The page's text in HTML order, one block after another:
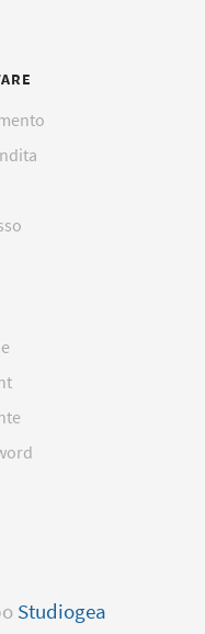
Studiogea